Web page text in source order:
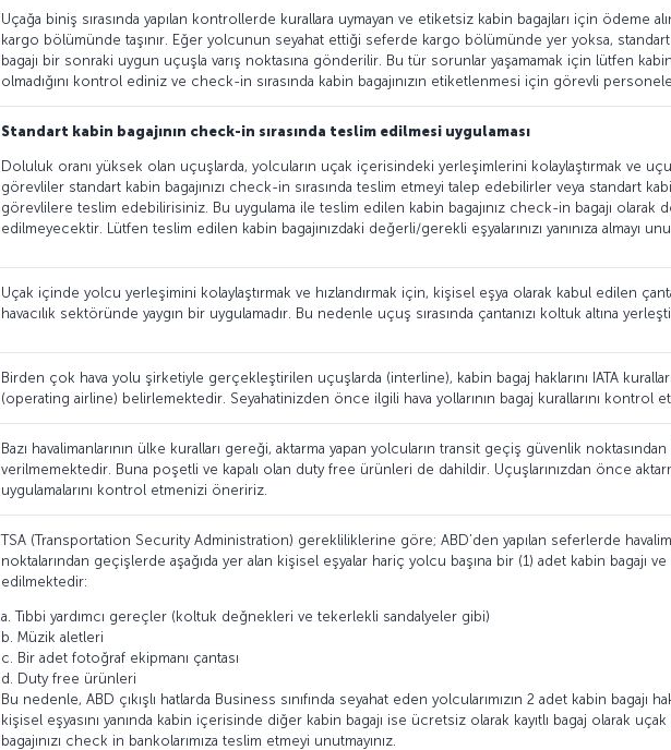
Uçağa biniş sırasında yapılan kontrollerde kurallara uymayan ve etiketsiz kabin bagajları için ödeme
kargo bölümünde taşınır. Eğer yolcunun seyahat ettiği seferde kargo bölümünde yer yoksa,
bagajı bir sonraki uygun uçuşla varış noktasına gönderilir. Bu tür sorunlar yaşamamak için lütfen
olmadığını kontrol ediniz ve check-in sırasında kabin bagajınızın etiketlenmesi için görevli
Standart kabin bagajının check-in sırasında teslim edilmesi uygulaması
Doluluk oranı yüksek olan uçuşlarda, yolcuların uçak içerisindeki yerleşimlerini kolaylaştırmak ve uçuş
görevliler standart kabin bagajınızı check-in sırasında teslim etmeyi talep edebilirler veya standart
görevlilere teslim edebilirisiniz. Bu uygulama ile teslim edilen kabin bagajınız check-in bagajı
edilmeyecektir. Lütfen teslim edilen kabin bagajınızdaki değerli/gerekli eşyalarınızı yanınıza almayı
Uçak içinde yolcu yerleşimini kolaylaştırmak ve hızlandırmak için, kişisel eşya olarak kabul edilen
havacılık sektöründe yaygın bir uygulamadır. Bu nedenle uçuş sırasında çantanızı koltuk altına
Birden çok hava yolu şirketiyle gerçekleştirilen uçuşlarda (interline), kabin bagaj haklarını IATA
(operating airline) belirlemektedir. Seyahatinizden önce ilgili hava yollarının bagaj kurallarını kontrol
Bazı havalimanlarının ülke kuralları gereği, aktarma yapan yolcuların transit geçiş güvenlik
verilmemektedir. Buna poşetli ve kapalı olan duty free ürünleri de dahildir. Uçuşlarınızdan önce
uygulamalarını kontrol etmenizi öneririz.
TSA (Transportation Security Administration) gerekliliklerine göre; ABD’den yapılan seferlerde
noktalarından geçişlerde aşağıda yer alan kişisel eşyalar hariç yolcu başına bir (1) adet kabin bagajı
edilmektedir:
a. Tıbbi yardımcı gereçler (koltuk değnekleri ve tekerlekli sandalyeler gibi)
b. Müzik aletleri
c. Bir adet fotoğraf ekipmanı çantası
d. Duty free ürünleri
Bu nedenle, ABD çıkışlı hatlarda Business sınıfında seyahat eden yolcularımızın 2 adet kabin bagajı
kişisel eşyasını yanında kabin içerisinde diğer kabin bagajı ise ücretsiz olarak kayıtlı bagaj olarak uçak
bagajınızı check in bankolarımıza teslim etmeyi unutmayınız.